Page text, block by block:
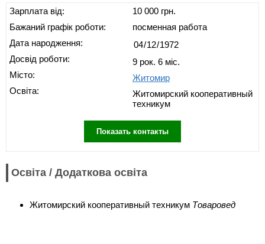
Зарплата від:
Бажаний графік роботи:
Дата народження:
Досвід роботи:
Місто:
Освіта:
10 000 грн.
посменная работа
9 рок. 6 міс.
Житомир
Житомирский кооперативный
техникум
Показать контакты
Освіта / Додаткова освіта
Житомирский кооперативный техникум Товаровед